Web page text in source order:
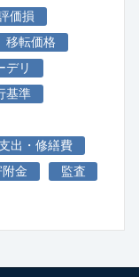
価損
移転価格
デリ
基準
出・修繕費
附金
監査